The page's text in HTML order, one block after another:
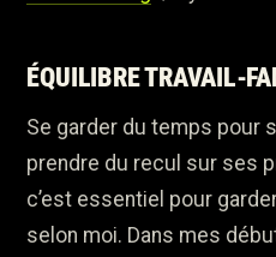
ÉQUILIBRE TRAVAIL-
Se garder du temps pour
prendre du recul sur ses
c’est essentiel pour
selon moi. Dans mes